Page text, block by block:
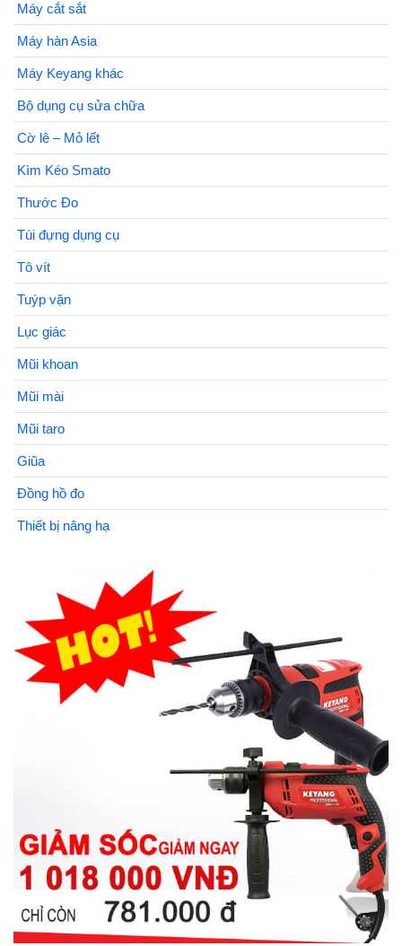
Máy cắt sắt
Máy hàn Asia
Máy Keyang khác
Bộ dụng cụ sửa chữa
Cờ lê – Mỏ lết
Kìm Kéo Smato
Thước Đo
Túi đựng dụng cụ
Tô vít
Tuýp vặn
Lục giác
Mũi khoan
Mũi mài
Mũi taro
Giũa
Đồng hồ đo
Thiết bị nâng hạ